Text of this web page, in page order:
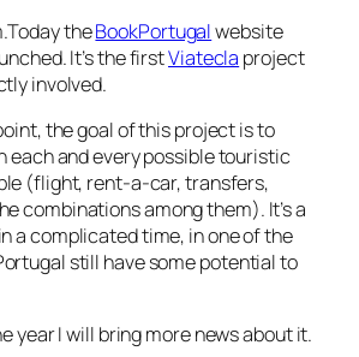
Today theBookPortugalwebsite
It’s the firstViatecla project
involved.
the goal of this project is to
each and every possible touristic
(flight, rent-a-car, transfers,
combinations among them). It’s a
a complicated time, in one of the
still have some potential to
year I will bring more news about it.